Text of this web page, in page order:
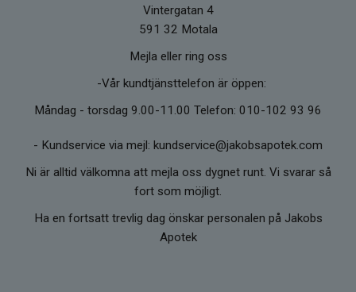
Vintergatan 4
591 32 Motala
Mejla eller ring oss
-Vår kundtjänsttelefon är öppen:
Måndag - torsdag 9.00-11.00 Telefon: 010-102 93 96
- Kundservice via mejl: kundservice@jakobsapotek.com
Ni är alltid välkomna att mejla oss dygnet runt. Vi svarar så
fort som möjligt.
Ha en fortsatt trevlig dag önskar personalen på Jakobs
Apotek